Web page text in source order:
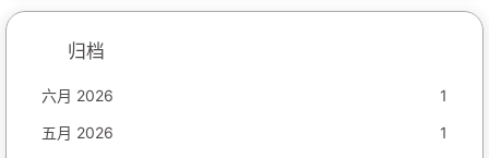
归档
六月 2026
1
五月 2026
1